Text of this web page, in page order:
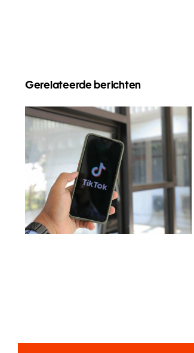
Gerelateerde berichten
Reichweite
maximieren: Effektive
Cross-Platform-
Posting-Tools für 2024